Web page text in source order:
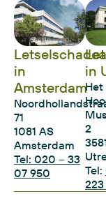
in
Amsterdam
71
1081 AS
Amsterdam
Tel: 020 – 33
07 950
in
Het
2
Tel:
223